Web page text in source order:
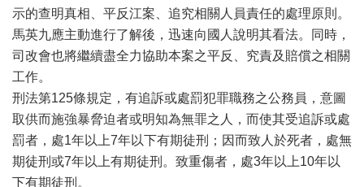
示的查明真相、平反江案、追究相關人員責任的處理原則。
馬英九應主動進行了解後，迅速向國人說明其看法。同時，
司改會也將繼續盡全力協助本案之平反、究責及賠償之相關
工作。
刑法第125條規定，有追訴或處罰犯罪職務之公務員，意圖
取供而施強暴脅迫者或明知為無罪之人，而使其受追訴或處
罰者，處1年以上7年以下有期徒刑；因而致人於死者，處無
期徒刑或7年以上有期徒刑。致重傷者，處3年以上10年以
下有期徒刑。